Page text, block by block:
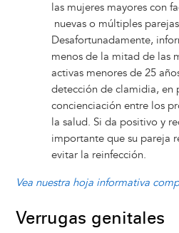
las mujeres mayores con
nuevas o múltiples
Desafortunadamente,
menos de la mitad de las
activas menores de 25
detección de clamidia, en
concienciación entre los
la salud. Si da positivo y
importante que su pareja
evitar la reinfección.
Vea nuestra hoja informativa
Verrugas genitales